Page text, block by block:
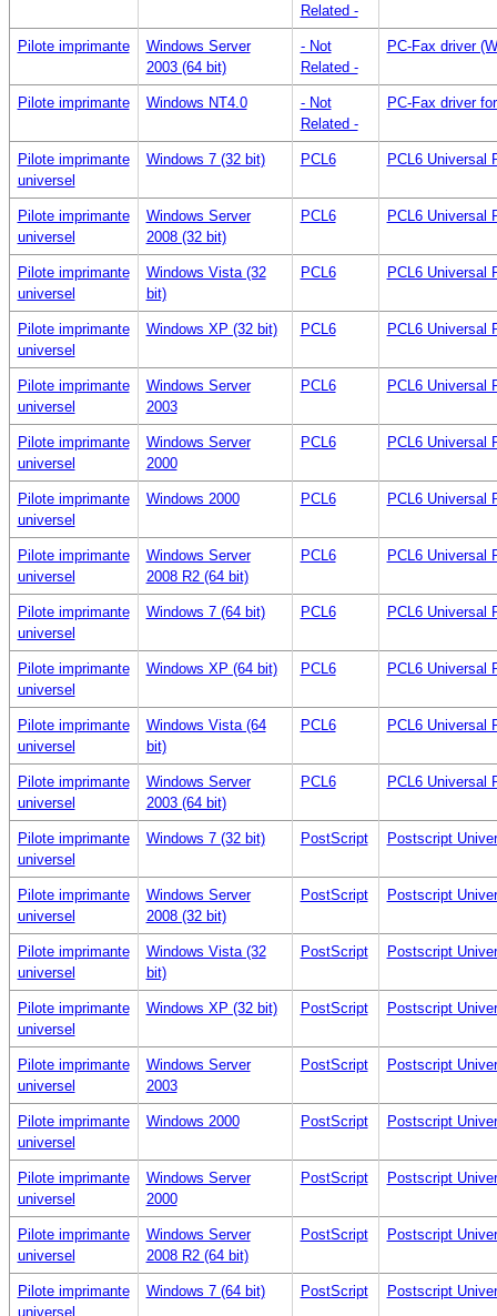
Related -
Pilote imprimante
Windows Server
2003 (64 bit)
- Not
Related -
PC-Fax driver
Pilote imprimante Windows NT4.0
- Not
Related -
PC-Fax driver
Pilote imprimante
universel
Windows 7 (32 bit) PCL6 PCL6 Universal
Pilote imprimante
universel
Windows Server
2008 (32 bit)
PCL6 PCL6 Universal
Pilote imprimante
universel
Windows Vista (32
bit)
PCL6 PCL6 Universal
Pilote imprimante
universel
Windows XP (32 bit) PCL6 PCL6 Universal
Pilote imprimante
universel
Windows Server
2003
PCL6 PCL6 Universal
Pilote imprimante
universel
Windows Server
2000
PCL6 PCL6 Universal
Pilote imprimante
universel
Windows 2000 PCL6 PCL6 Universal
Pilote imprimante
universel
Windows Server
2008 R2 (64 bit)
PCL6 PCL6 Universal
Pilote imprimante
universel
Windows 7 (64 bit) PCL6 PCL6 Universal
Pilote imprimante
universel
Windows XP (64 bit) PCL6 PCL6 Universal
Pilote imprimante
universel
Windows Vista (64
bit)
PCL6 PCL6 Universal
Pilote imprimante
universel
Windows Server
2003 (64 bit)
PCL6 PCL6 Universal
Pilote imprimante
universel
Windows 7 (32 bit) PostScript Postscript
Pilote imprimante
universel
Windows Server
2008 (32 bit)
PostScript Postscript
Pilote imprimante
universel
Windows Vista (32
bit)
PostScript Postscript
Pilote imprimante
universel
Windows XP (32 bit) PostScript Postscript
Pilote imprimante
universel
Windows Server
2003
PostScript Postscript
Pilote imprimante
universel
Windows 2000 PostScript Postscript
Pilote imprimante
universel
Windows Server
2000
PostScript Postscript
Pilote imprimante
universel
Windows Server
2008 R2 (64 bit)
PostScript Postscript
Pilote imprimante
universel
Windows 7 (64 bit) PostScript Postscript